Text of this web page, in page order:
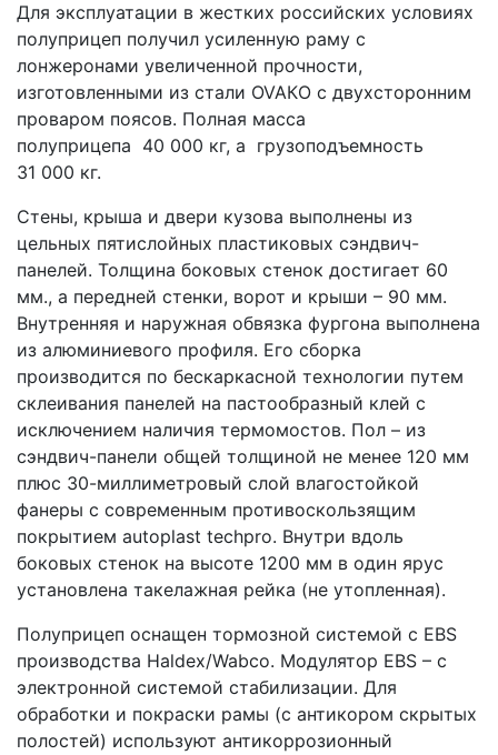
Для эксплуатации в жестких российских условиях
полуприцеп получил усиленную раму с
лонжеронами увеличенной прочности,
изготовленными из стали OVAКO с двухсторонним
проваром поясов. Полная масса
полуприцепа 40 000 кг, а грузоподъемность
31 000 кг.
Стены, крыша и двери кузова выполнены из
цельных пятислойных пластиковых сэндвич-
панелей. Толщина боковых стенок достигает 60
мм., а передней стенки, ворот и крыши – 90 мм.
Внутренняя и наружная обвязка фургона выполнена
из алюминиевого профиля. Его сборка
производится по бескаркасной технологии путем
склеивания панелей на пастообразный клей с
исключением наличия термомостов. Пол – из
сэндвич-панели общей толщиной не менее 120 мм
плюс 30-миллиметровый слой влагостойкой
фанеры с современным противоскользящим
покрытием autoplast techpro. Внутри вдоль
боковых стенок на высоте 1200 мм в один ярус
установлена такелажная рейка (не утопленная).
Полуприцеп оснащен тормозной системой с ЕВS
производства Haldex/Wabco. Модулятор EBS – с
электронной системой стабилизации. Для
обработки и покраски рамы (с антикором скрытых
полостей) используют антикоррозионный